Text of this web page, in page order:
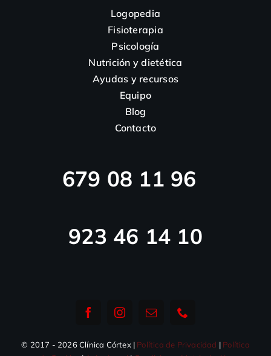
Logopedia
Fisioterapia
Psicología
Nutrición y dietética
Ayudas y recursos
Equipo
Blog
Contacto
679 08 11 96
923 46 14 10
© 2017 - 2026 Clínica Córtex | Política de Privacidad | Política